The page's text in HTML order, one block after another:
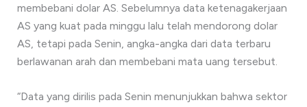
membebani dolar AS. Sebelumnya data ketenagakerjaan
AS yang kuat pada minggu lalu telah mendorong dolar
AS, tetapi pada Senin, angka-angka dari data terbaru
berlawanan arah dan membebani mata uang tersebut.
“Data yang dirilis pada Senin menunjukkan bahwa sektor